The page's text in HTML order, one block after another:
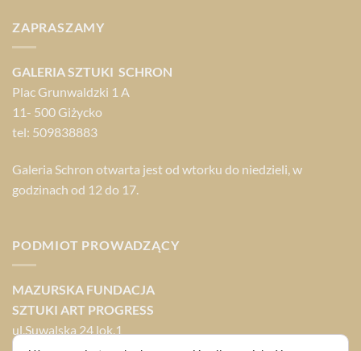
ZAPRASZAMY
GALERIA SZTUKI SCHRON
Plac Grunwaldzki 1 A
11- 500 Giżycko
tel: 509838883
Galeria Schron otwarta jest od wtorku do niedzieli, w
godzinach od 12 do 17.
PODMIOT PROWADZĄCY
MAZURSKA FUNDACJA
SZTUKI ART PROGRESS
ul.Suwalska 24 lok.1